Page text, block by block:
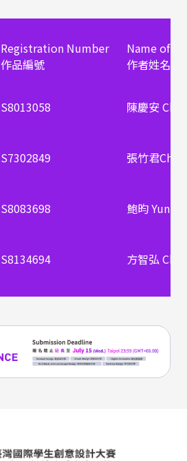
Registration Number
作品編號
Name of
作者姓名
S8013058 陳慶安
S7302849 張竹君Chu
S8083698 鮑昀 Yun
S8134694 方智弘